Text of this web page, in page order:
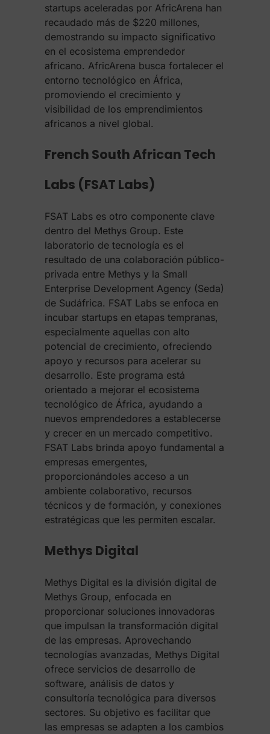
startups aceleradas por AfricArena han
recaudado más de $220 millones,
demostrando su impacto significativo
en el ecosistema emprendedor
africano. AfricArena busca fortalecer el
entorno tecnológico en África,
promoviendo el crecimiento y
visibilidad de los emprendimientos
africanos a nivel global.
French South African Tech
Labs (FSAT Labs)
FSAT Labs es otro componente clave
dentro del Methys Group. Este
laboratorio de tecnología es el
resultado de una colaboración público-
privada entre Methys y la Small
Enterprise Development Agency (Seda)
de Sudáfrica. FSAT Labs se enfoca en
incubar startups en etapas tempranas,
especialmente aquellas con alto
potencial de crecimiento, ofreciendo
apoyo y recursos para acelerar su
desarrollo. Este programa está
orientado a mejorar el ecosistema
tecnológico de África, ayudando a
nuevos emprendedores a establecerse
y crecer en un mercado competitivo.
FSAT Labs brinda apoyo fundamental a
empresas emergentes,
proporcionándoles acceso a un
ambiente colaborativo, recursos
técnicos y de formación, y conexiones
estratégicas que les permiten escalar.
Methys Digital
Methys Digital es la división digital de
Methys Group, enfocada en
proporcionar soluciones innovadoras
que impulsan la transformación digital
de las empresas. Aprovechando
tecnologías avanzadas, Methys Digital
ofrece servicios de desarrollo de
software, análisis de datos y
consultoría tecnológica para diversos
sectores. Su objetivo es facilitar que
las empresas se adapten a los cambios